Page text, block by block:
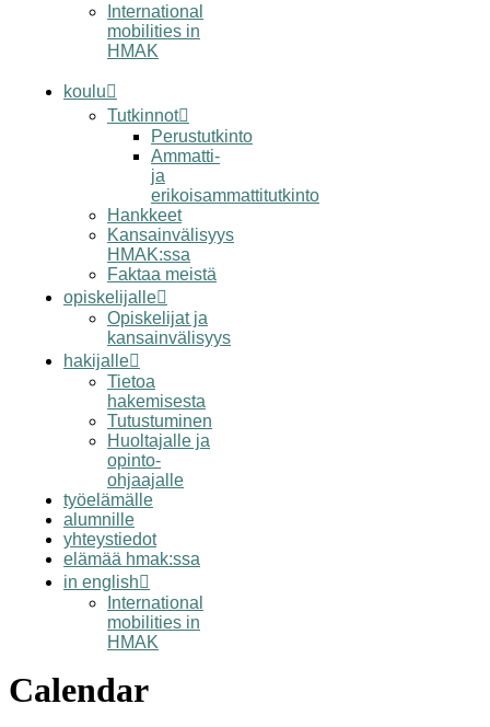
International
mobilities in
HMAK
koulu
Tutkinnot
Perustutkinto
Ammatti-
ja
erikoisammattitutkinto
Hankkeet
Kansainvälisyys
HMAK:ssa
Faktaa meistä
opiskelijalle
Opiskelijat ja
kansainvälisyys
hakijalle
Tietoa
hakemisesta
Tutustuminen
Huoltajalle ja
opinto-
ohjaajalle
työelämälle
alumnille
yhteystiedot
elämää hmak:ssa
in english
International
mobilities in
HMAK
Calendar